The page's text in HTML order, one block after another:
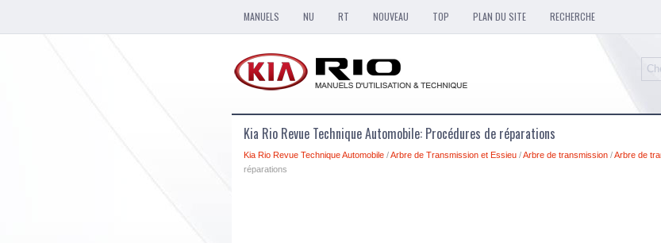
MANUELS NU RT NOUVEAU TOP PLAN DU SITE RECHERCHE
Kia Rio Revue Technique Automobile: Procédures de réparations
Kia Rio Revue Technique Automobile /Arbre de Transmission et Essieu /Arbre de transmission /Arbre de
réparations